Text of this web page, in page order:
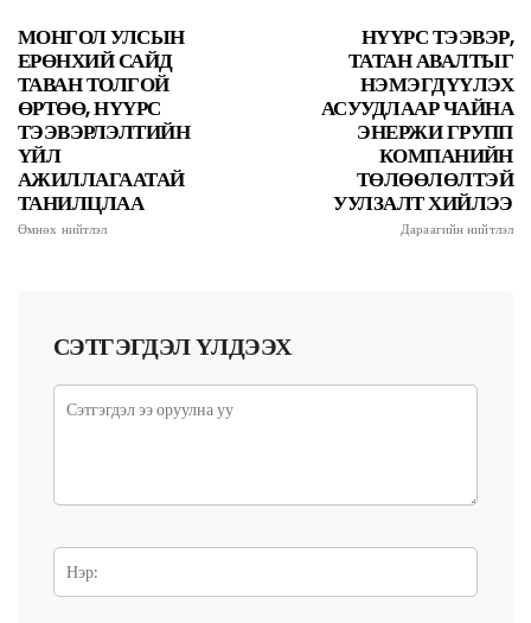
МОНГОЛ УЛСЫН
ЕРӨНХИЙ САЙД
ТАВАН ТОЛГОЙ
ӨРТӨӨ, НҮҮРС
ТЭЭВЭРЛЭЛТИЙН
ҮЙЛ
АЖИЛЛАГААТАЙ
ТАНИЛЦЛАА
Өмнөх нийтлэл
НҮҮРС ТЭЭВЭР,
ТАТАН АВАЛТЫГ
НЭМЭГДҮҮЛЭХ
АСУУДЛААР ЧАЙНА
ЭНЕРЖИ ГРУПП
КОМПАНИЙН
ТӨЛӨӨЛӨЛТЭЙ
УУЛЗАЛТ ХИЙЛЭЭ
Дараагийн нийтлэл
СЭТГЭГДЭЛ ҮЛДЭЭХ